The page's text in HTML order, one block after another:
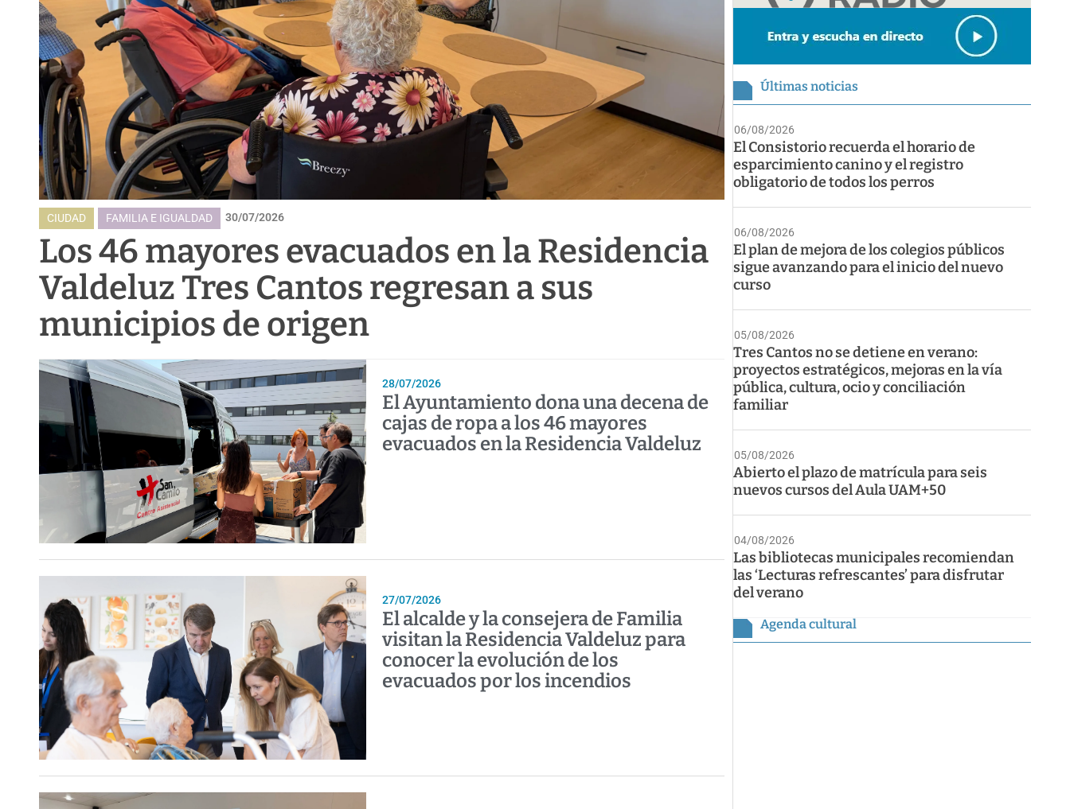
CIUDAD FAMILIA E IGUALDAD 30/07/2026
Los 46 mayores evacuados en la Residencia
Valdeluz Tres Cantos regresan a sus
municipios de origen
28/07/2026
El Ayuntamiento dona una decena de
cajas de ropa a los 46 mayores
evacuados en la Residencia Valdeluz
27/07/2026
El alcalde y la consejera de Familia
visitan la Residencia Valdeluz para
conocer la evolución de los
evacuados por los incendios
Últimas noticias
06/08/2026
El Consistorio recuerda el horario de
esparcimiento canino y el registro
obligatorio de todos los perros
06/08/2026
El plan de mejora de los colegios públicos
sigue avanzando para el inicio del nuevo
curso
05/08/2026
Tres Cantos no se detiene en verano:
proyectos estratégicos, mejoras en la vía
pública, cultura, ocio y conciliación
familiar
05/08/2026
Abierto el plazo de matrícula para seis
nuevos cursos del Aula UAM+50
04/08/2026
Las bibliotecas municipales recomiendan
las ‘Lecturas refrescantes’ para disfrutar
del verano
Agenda cultural